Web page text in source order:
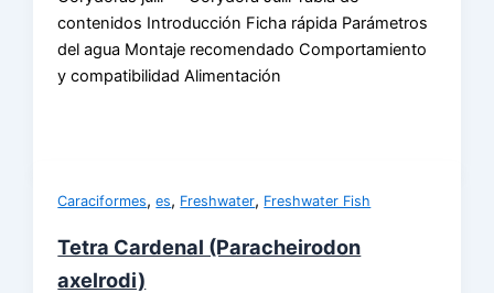
contenidos Introducción Ficha rápida Parámetros
del agua Montaje recomendado Comportamiento
y compatibilidad Alimentación
Caraciformes,es, Freshwater, Freshwater Fish
Tetra Cardenal (Paracheirodon
axelrodi)